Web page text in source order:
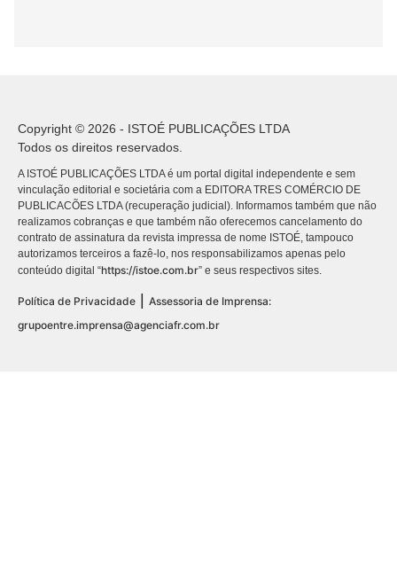
Copyright © 2026 - ISTOÉ PUBLICAÇÕES LTDA
Todos os direitos reservados.
A ISTOÉ PUBLICAÇÕES LTDA é um portal digital independente e sem
vinculação editorial e societária com a EDITORA TRES COMÉRCIO DE
PUBLICACÕES LTDA (recuperação judicial). Informamos também que não
realizamos cobranças e que também não oferecemos cancelamento do
contrato de assinatura da revista impressa de nome ISTOÉ, tampouco
autorizamos terceiros a fazê-lo, nos responsabilizamos apenas pelo
conteúdo digital “https://istoe.com.br” e seus respectivos sites.
Política de Privacidade
Assessoria de Imprensa:
grupoentre.imprensa@agenciafr.com.br